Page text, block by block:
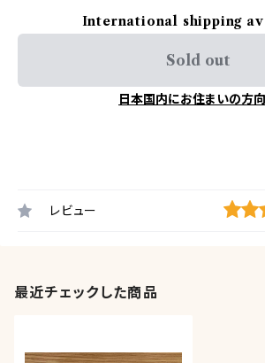
International shipping
Sold out
日本国内にお住まいの方
レビュー
最近チェックした商品